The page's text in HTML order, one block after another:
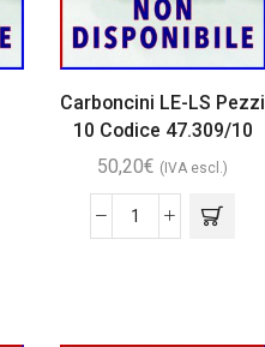
Carboncini LE-LS Pezzi
10 Codice 47.309/10
50,20€ (IVA escl.)